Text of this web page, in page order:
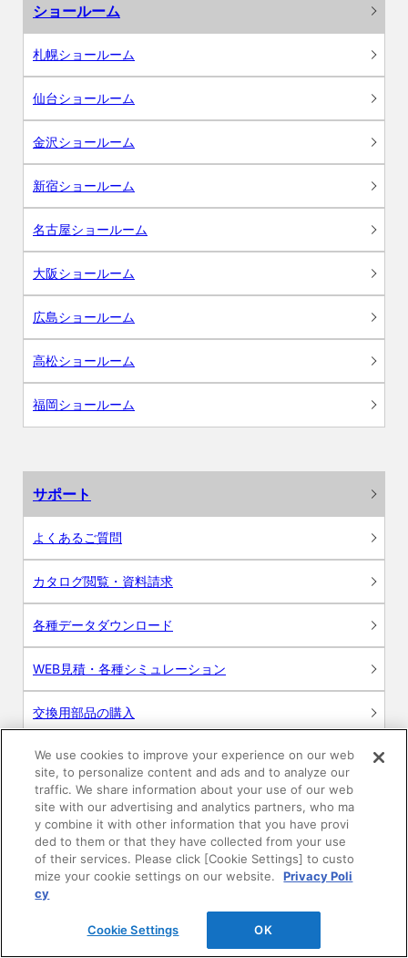
ショールーム
札幌ショールーム
仙台ショールーム
金沢ショールーム
新宿ショールーム
名古屋ショールーム
大阪ショールーム
広島ショールーム
高松ショールーム
福岡ショールーム
サポート
よくあるご質問
カタログ閲覧・資料請求
各種データダウンロード
WEB見積・各種シミュレーション
交換用部品の購入
修理・点検
お問い合わせ
ログイン
建築・設計関係者様向けサイト
ユーザー登録サービス
We use cookies to improve your experience on our web
site, to personalize content and ads and to analyze our
traffic. We share information about your use of our web
site with our advertising and analytics partners, who ma
y combine it with other information that you have provi
ded to them or that they have collected from your use
of their services. Please click [Cookie Settings] to custo
mize your cookie settings on our website.
Privacy Poli
cy
Cookie Settings OK